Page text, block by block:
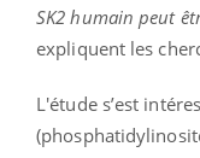
SK2 humain peut
expliquent les
L'étude s’est